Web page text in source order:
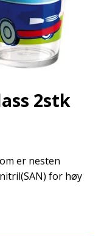
2stk
er nesten
for høy